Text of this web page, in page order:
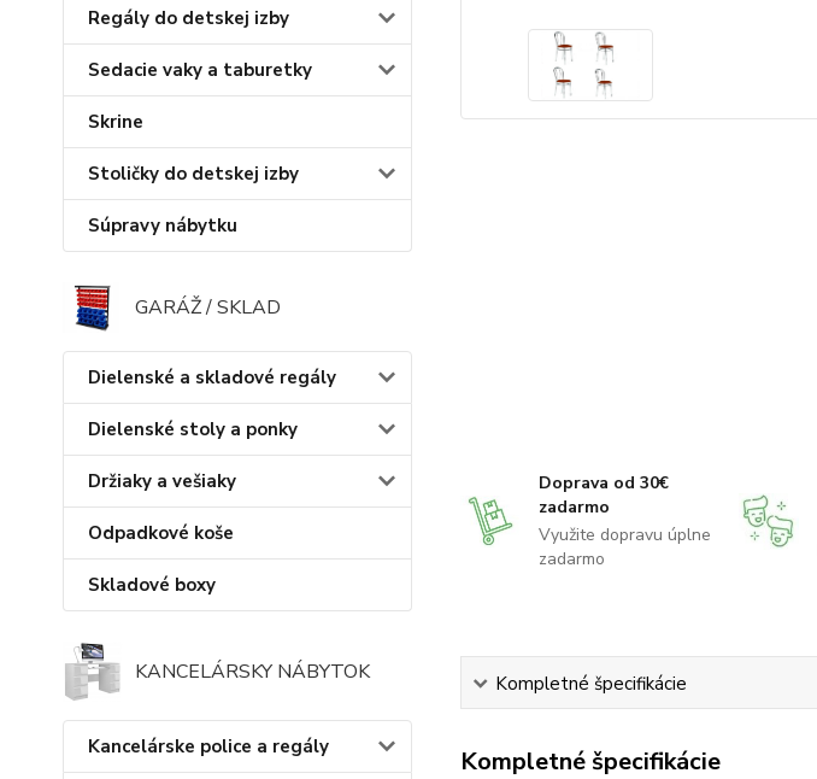
Regály do detskej izby
Sedacie vaky a taburetky
Skrine
Stoličky do detskej izby
Súpravy nábytku
GARÁŽ / SKLAD
Dielenské a skladové regály
Dielenské stoly a ponky
Držiaky a vešiaky
Odpadkové koše
Skladové boxy
KANCELÁRSKY NÁBYTOK
Kancelárske police a regály
Doprava od 30€
zadarmo
Využite dopravu úplne
zadarmo
Kompletné špecifikácie
Kompletné špecifikácie